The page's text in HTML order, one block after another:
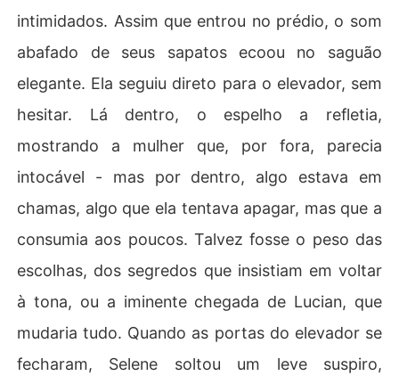
intimidados. Assim que entrou no prédio, o som
abafado de seus sapatos ecoou no saguão
elegante. Ela seguiu direto para o elevador, sem
hesitar. Lá dentro, o espelho a refletia,
mostrando a mulher que, por fora, parecia
intocável - mas por dentro, algo estava em
chamas, algo que ela tentava apagar, mas que a
consumia aos poucos. Talvez fosse o peso das
escolhas, dos segredos que insistiam em voltar
à tona, ou a iminente chegada de Lucian, que
mudaria tudo. Quando as portas do elevador se
fecharam, Selene soltou um leve suspiro,